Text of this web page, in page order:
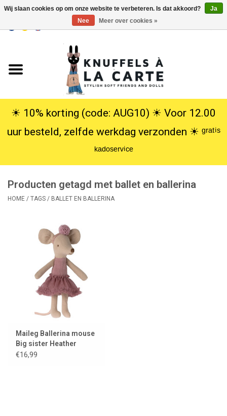
USD
Knuffels
Poppen
SALE
☀︎ 10% korting (code: AUG10) ☀︎ Voor 12.00
uur besteld, zelfde werkdag verzonden ☀︎ ᵍʳᵃᵗⁱˢ
ᵏᵃᵈᵒˢᵉʳᵛⁱᶜᵉ
Producten getagd met ballet en ballerina
HOME / TAGS / BALLET EN BALLERINA
Maileg Ballerina mouse
Big sister Heather
€16,99
Wij slaan cookies op om onze website te verbeteren. Is dat akkoord?
Ja
Nee
Meer over cookies »